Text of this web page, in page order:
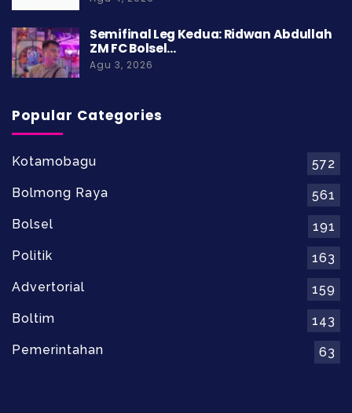
Semifinal Leg Kedua: Ridwan Abdullah
ZM FC Bolsel…
Agu 3, 2026
Popular Categories
Kotamobagu
572
Bolmong Raya
561
Bolsel
191
Politik
163
Advertorial
159
Boltim
143
Pemerintahan
63